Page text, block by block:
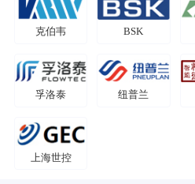
克伯韦 BSK
孚洛泰 纽普兰
上海世控